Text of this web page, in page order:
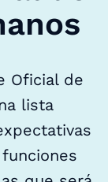
Oficial de
lista